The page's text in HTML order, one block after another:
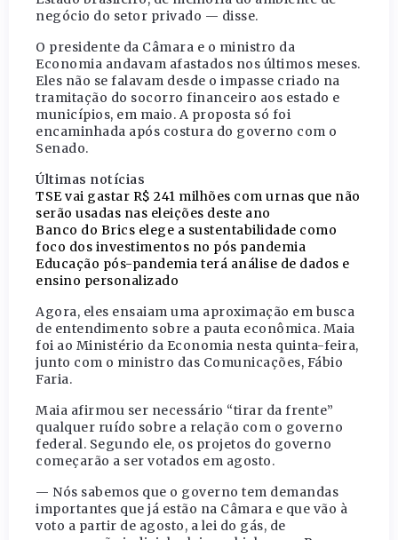
negócio do setor privado — disse.
O presidente da Câmara e o ministro da
Economia andavam afastados nos últimos meses.
Eles não se falavam desde o impasse criado na
tramitação do socorro financeiro aos estado e
municípios, em maio. A proposta só foi
encaminhada após costura do governo com o
Senado.
Últimas notícias
TSE vai gastar R$ 241 milhões com urnas que não
serão usadas nas eleições deste ano
Banco do Brics elege a sustentabilidade como
foco dos investimentos no pós pandemia
Educação pós-pandemia terá análise de dados e
ensino personalizado
Agora, eles ensaiam uma aproximação em busca
de entendimento sobre a pauta econômica. Maia
foi ao Ministério da Economia nesta quinta-feira,
junto com o ministro das Comunicações, Fábio
Faria.
Maia afirmou ser necessário “tirar da frente”
qualquer ruído sobre a relação com o governo
federal. Segundo ele, os projetos do governo
começarão a ser votados em agosto.
— Nós sabemos que o governo tem demandas
importantes que já estão na Câmara e que vão à
voto a partir de agosto, a lei do gás, de